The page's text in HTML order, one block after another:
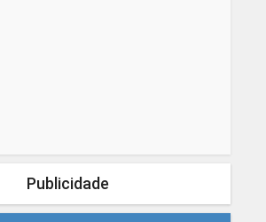
Publicidade